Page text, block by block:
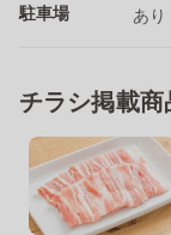
駐車場 あり
チラシ掲載